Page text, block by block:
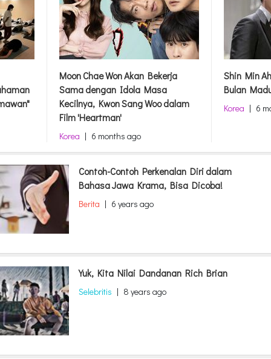
Moon Chae Won Akan Bekerja
Sama dengan Idola Masa
Kecilnya, Kwon Sang Woo dalam
Film 'Heartman'
Korea | 6 months ago
Shin Min
Bulan
Korea | 6
Contoh-Contoh Perkenalan Diri dalam
Bahasa Jawa Krama, Bisa Dicoba!
Berita | 6 years ago
Yuk, Kita Nilai Dandanan Rich Brian
Selebritis | 8 years ago